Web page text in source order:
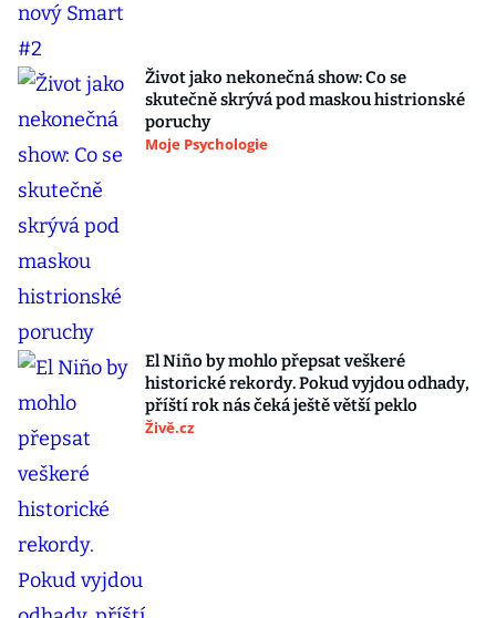
Život jako nekonečná show: Co se
skutečně skrývá pod maskou histrionské
poruchy
Moje Psychologie
El Niño by mohlo přepsat veškeré
historické rekordy. Pokud vyjdou odhady,
příští rok nás čeká ještě větší peklo
Živě.cz